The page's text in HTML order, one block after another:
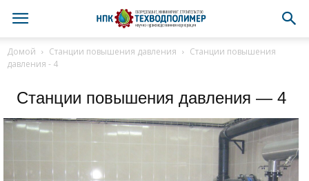
Домой Станции повышения давления
Станции повышения
давления - 4
Станции повышения давления — 4